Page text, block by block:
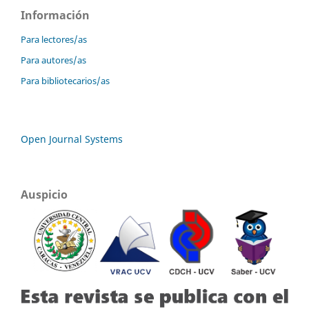
Información
Para lectores/as
Para autores/as
Para bibliotecarios/as
Open Journal Systems
Auspicio